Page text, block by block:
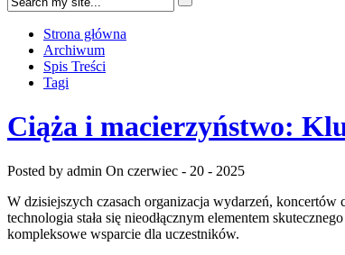
Strona główna
Archiwum
Spis Treści
Tagi
Ciąża i macierzyństwo:
Posted by admin On czerwiec - 20 - 2025
W dzisiejszych czasach organizacja wydarzeń,
technologia stała się nieodłącznym elementem
kompleksowe wsparcie dla uczestników.